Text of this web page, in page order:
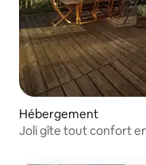
Hébergement
Joli